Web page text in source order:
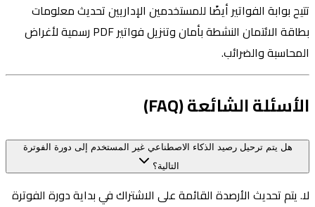
تتيح بوابة الفواتير أيضًا للمستخدمين الإداريين تحديث معلومات
بطاقة الائتمان النشطة بأمان وتنزيل فواتير PDF رسمية لأغراض
المحاسبة والضرائب.
الأسئلة الشائعة (FAQ)
هل يتم ترحيل رصيد الذكاء الاصطناعي غير المستخدم إلى دورة الفوترة
التالية؟
لا. يتم تحديث الأرصدة القائمة على الاشتراك في بداية دورة الفوترة